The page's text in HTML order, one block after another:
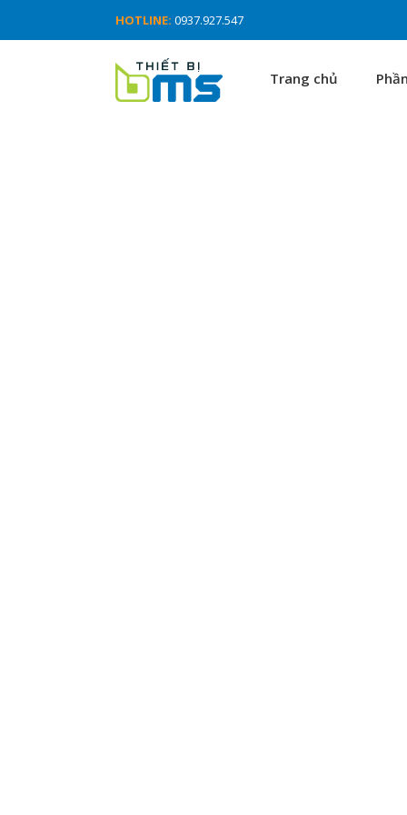
HOTLINE: 0937.927.547
Trang chủ